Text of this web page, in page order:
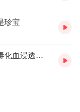
珍宝
一3.1时秋的麒麟臂需要在血月之前用毒化血浸透神功才能成